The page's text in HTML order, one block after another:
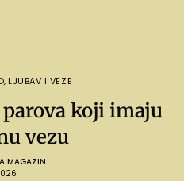
, LJUBAV I VEZE
koji imaju
vezu
MAGAZIN